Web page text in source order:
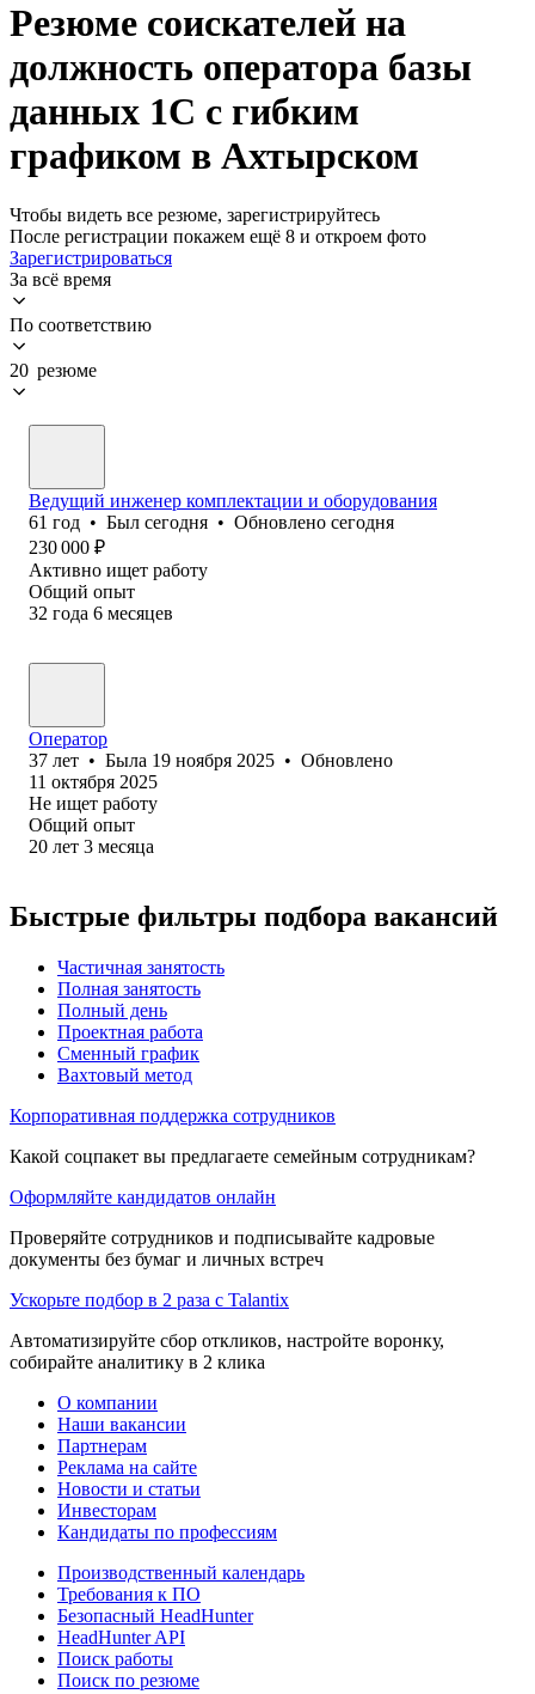
Резюме соискателей на
должность оператора базы
данных 1С с гибким
графиком в Ахтырском
Чтобы видеть все резюме, зарегистрируйтесь
После регистрации покажем ещё 8 и откроем фото
Зарегистрироваться
За всё время
По соответствию
20 резюме
Ведущий инженер комплектации и оборудования
61 год • Был сегодня • Обновлено сегодня
230 000 ₽
Активно ищет работу
Общий опыт
32 года 6 месяцев
Оператор
37 лет • Была 19 ноября 2025 • Обновлено
11 октября 2025
Не ищет работу
Общий опыт
20 лет 3 месяца
Быстрые фильтры подбора вакансий
Частичная занятость
Полная занятость
Полный день
Проектная работа
Сменный график
Вахтовый метод
Корпоративная поддержка сотрудников
Какой соцпакет вы предлагаете семейным сотрудникам?
Оформляйте кандидатов онлайн
Проверяйте сотрудников и подписывайте кадровые
документы без бумаг и личных встреч
Ускорьте подбор в 2 раза с Talantix
Автоматизируйте сбор откликов, настройте воронку,
собирайте аналитику в 2 клика
О компании
Наши вакансии
Партнерам
Реклама на сайте
Новости и статьи
Инвесторам
Кандидаты по профессиям
Производственный календарь
Требования к ПО
Безопасный HeadHunter
HeadHunter API
Поиск работы
Поиск по резюме